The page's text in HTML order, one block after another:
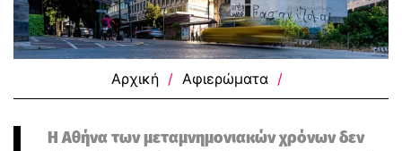
Αρχική / Αφιερώματα /
Η Αθήνα των μεταμνημονιακών χρόνων δεν